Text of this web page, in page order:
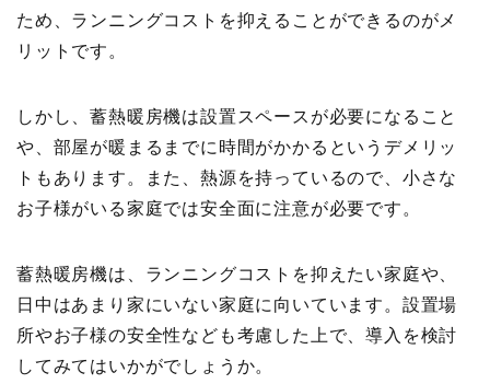
ため、ランニングコストを抑えることができるのがメ
リットです。
しかし、蓄熱暖房機は設置スペースが必要になること
や、部屋が暖まるまでに時間がかかるというデメリッ
トもあります。また、熱源を持っているので、小さな
お子様がいる家庭では安全面に注意が必要です。
蓄熱暖房機は、ランニングコストを抑えたい家庭や、
日中はあまり家にいない家庭に向いています。設置場
所やお子様の安全性なども考慮した上で、導入を検討
してみてはいかがでしょうか。